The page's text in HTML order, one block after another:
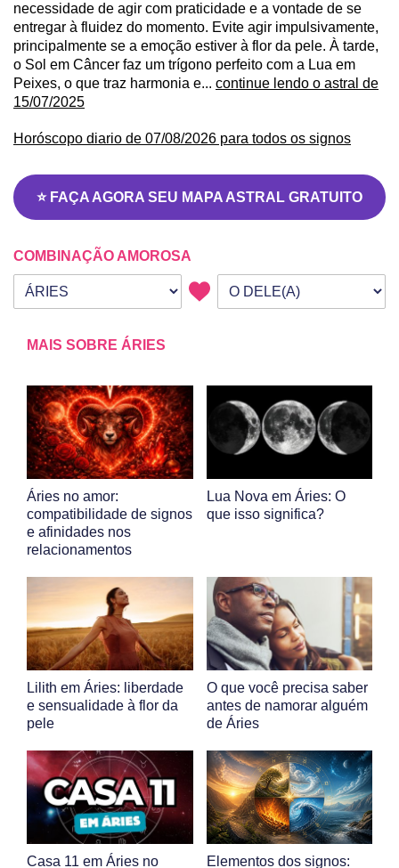
necessidade de agir com praticidade e a vontade de se
entregar à fluidez do momento. Evite agir impulsivamente,
principalmente se a emoção estiver à flor da pele. À tarde,
o Sol em Câncer faz um trígono perfeito com a Lua em
Peixes, o que traz harmonia e... continue lendo o astral de
15/07/2025
Horóscopo diario de 07/08/2026 para todos os signos
⭐ FAÇA AGORA SEU MAPA ASTRAL GRATUITO
COMBINAÇÃO AMOROSA
Seu signo
Signo da outra pessoa
MAIS SOBRE ÁRIES
Áries no amor:
compatibilidade de signos
e afinidades nos
relacionamentos
Lua Nova em Áries: O
que isso significa?
Lilith em Áries: liberdade
e sensualidade à flor da
pele
O que você precisa saber
antes de namorar alguém
de Áries
Casa 11 em Áries no Elementos dos signos: